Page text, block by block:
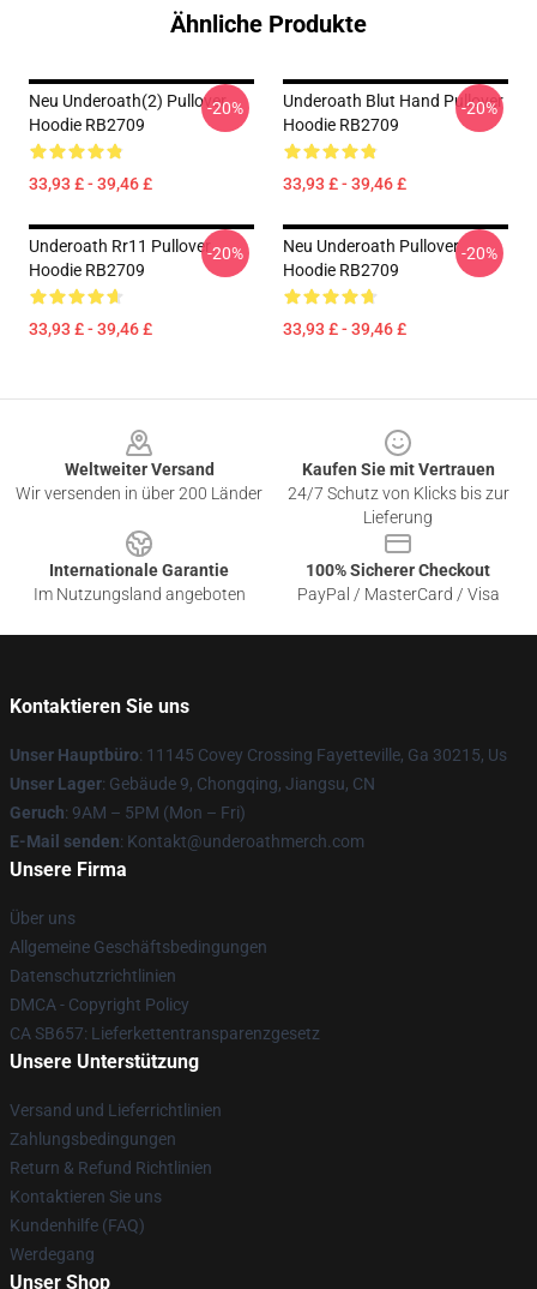
Ähnliche Produkte
Neu Underoath(2) Pullover
Hoodie RB2709
33,93 £ - 39,46 £
-20%
Underoath Blut Hand Pullover
Hoodie RB2709
33,93 £ - 39,46 £
-20%
Underoath Rr11 Pullover
Hoodie RB2709
33,93 £ - 39,46 £
-20%
Neu Underoath Pullover
Hoodie RB2709
33,93 £ - 39,46 £
-20%
Weltweiter Versand
Wir versenden in über 200 Länder
Kaufen Sie mit Vertrauen
24/7 Schutz von Klicks bis zur
Lieferung
Internationale Garantie
Im Nutzungsland angeboten
100% Sicherer Checkout
PayPal / MasterCard / Visa
Kontaktieren Sie uns
Unser Hauptbüro: 11145 Covey Crossing Fayetteville, Ga 30215, Us
Unser Lager: Gebäude 9, Chongqing, Jiangsu, CN
Geruch: 9AM – 5PM (Mon – Fri)
E-Mail senden: Kontakt@underoathmerch.com
Unsere Firma
Über uns
Allgemeine Geschäftsbedingungen
Datenschutzrichtlinien
DMCA - Copyright Policy
CA SB657: Lieferkettentransparenzgesetz
Unsere Unterstützung
Versand und Lieferrichtlinien
Zahlungsbedingungen
Return & Refund Richtlinien
Kontaktieren Sie uns
Kundenhilfe (FAQ)
Werdegang
Unser Shop